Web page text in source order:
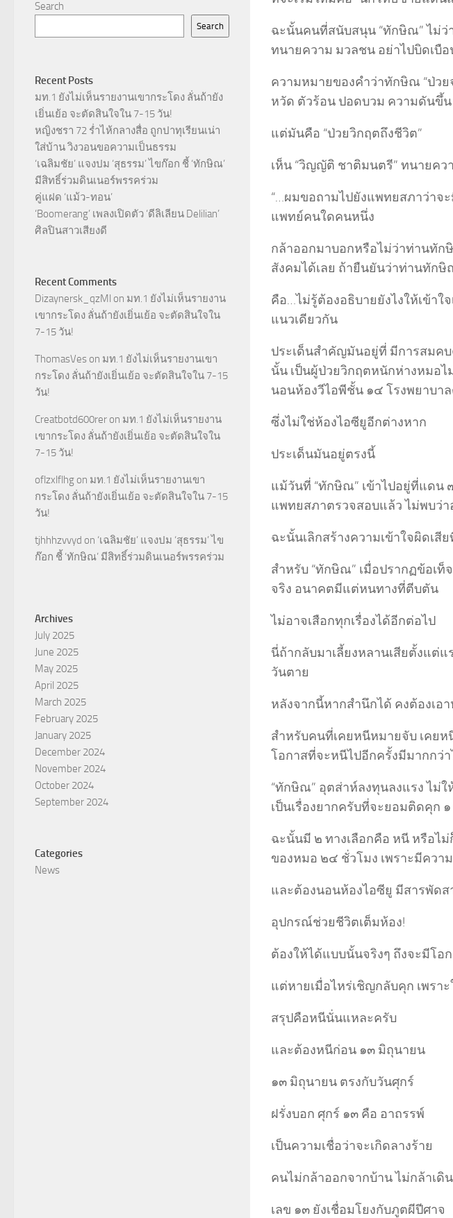
ฉะนั้นคนที่สนับสนุน “ทักษิณ” ไม่ว่
ทนายความ มวลชน อย่าไปบิดเบื
ความหมายของคำว่าทักษิณ “ป่วย
หวัด ตัวร้อน ปอดบวม ความดันขึ้น
แต่มันคือ “ป่วยวิกฤตถึงชีวิต”
เห็น “วิญญัติ ชาติมนตรี” ทนายค
“…ผมขอถามไปยังแพทยสภาว่าจ
แพทย์คนใดคนหนึ่ง
กล้าออกมาบอกหรือไม่ว่าท่านทั
สังคมได้เลย ถ้ายืนยันว่าท่านทัก
คือ…ไม่รู้ต้องอธิบายยังไงให้เข้าใ
แนวเดียวกัน
ประเด็นสำคัญมันอยู่ที่ มีการสมค
นั้น เป็นผู้ป่วยวิกฤตหนักห่างหมอไ
นอนห้องวีไอพีชั้น ๑๔ โรงพยาบา
ซึ่งไม่ใช่ห้องไอซียูอีกต่างหาก
ประเด็นมันอยู่ตรงนี้
แม้วันที่ “ทักษิณ” เข้าไปอยู่ที่แดน
แพทยสภาตรวจสอบแล้ว ไม่พบว่า
ฉะนั้นเลิกสร้างความเข้าใจผิดเสีย
สำหรับ “ทักษิณ” เมื่อปรากฏข้อเ
จริง อนาคตมีแต่หนทางที่ตีบตัน
ไม่อาจเสือกทุกเรื่องได้อีกต่อไป
นี่ถ้ากลับมาเลี้ยงหลานเสียตั้งแต่
วันตาย
หลังจากนี้หากสำนึกได้ คงต้องเอ
สำหรับคนที่เคยหนีหมายจับ เคยห
โอกาสที่จะหนีไปอีกครั้งมีมากกว่
“ทักษิณ” อุตส่าห์ลงทุนลงแรง ไ
เป็นเรื่องยากครับที่จะยอมติดคุก
ฉะนั้นมี ๒ ทางเลือกคือ หนี หรือไ
ของหมอ ๒๔ ชั่วโมง เพราะมีควา
และต้องนอนห้องไอซียู มีสารพัดส
อุปกรณ์ช่วยชีวิตเต็มห้อง!
ต้องให้ได้แบบนั้นจริงๆ ถึงจะมีโอ
แต่หายเมื่อไหร่เชิญกลับคุก เพรา
สรุปคือหนีนั่นแหละครับ
และต้องหนีก่อน ๑๓ มิถุนายน
๑๓ มิถุนายน ตรงกับวันศุกร์
ฝรั่งบอก ศุกร์ ๑๓ คือ อาถรรพ์
เป็นความเชื่อว่าจะเกิดลางร้าย
คนไม่กล้าออกจากบ้าน ไม่กล้าเดิ
เลข ๑๓ ยังเชื่อมโยงกับภูตผีปีศาจ
Search
Search
Recent Posts
มท.1 ยังไม่เห็นรายงานเขากระโดง ลั่นถ้ายัง
เยิ่นเย้อ จะตัดสินใจใน 7-15 วัน!
หญิงชรา 72 ร่ำไห้กลางสื่อ ถูกปาทุเรียนเน่า
ใส่บ้าน วิงวอนขอความเป็นธรรม
‘เฉลิมชัย’ แจงปม ‘สุธรรม’ ไขก๊อก ชี้ ‘ทักษิณ’
มีสิทธิ์ร่วมดินเนอร์พรรคร่วม
คู่แฝด ‘แม้ว-ทอน’
‘Boomerang’ เพลงเปิดตัว ‘ดีลิเลียน Delilian’
ศิลปินสาวเสียงดี
Recent Comments
Dizaynersk_qzMl on มท.1 ยังไม่เห็นรายงาน
เขากระโดง ลั่นถ้ายังเยิ่นเย้อ จะตัดสินใจใน
7-15 วัน!
ThomasVes on มท.1 ยังไม่เห็นรายงานเขา
กระโดง ลั่นถ้ายังเยิ่นเย้อ จะตัดสินใจใน 7-15
วัน!
Creatbotd600rer on มท.1 ยังไม่เห็นรายงาน
เขากระโดง ลั่นถ้ายังเยิ่นเย้อ จะตัดสินใจใน
7-15 วัน!
oflzxlflhg on มท.1 ยังไม่เห็นรายงานเขา
กระโดง ลั่นถ้ายังเยิ่นเย้อ จะตัดสินใจใน 7-15
วัน!
tjhhhzvvyd on ‘เฉลิมชัย’ แจงปม ‘สุธรรม’ ไข
ก๊อก ชี้ ‘ทักษิณ’ มีสิทธิ์ร่วมดินเนอร์พรรคร่วม
Archives
July 2025
June 2025
May 2025
April 2025
March 2025
February 2025
January 2025
December 2024
November 2024
October 2024
September 2024
Categories
News